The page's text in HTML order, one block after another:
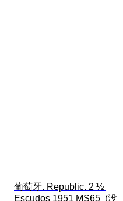
葡萄牙. Republic. 2 ½
Escudos 1951 MS65  (没